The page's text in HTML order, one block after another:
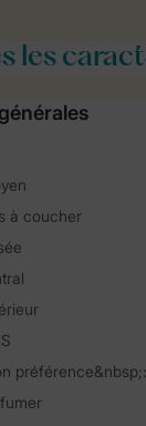
les
à coucher